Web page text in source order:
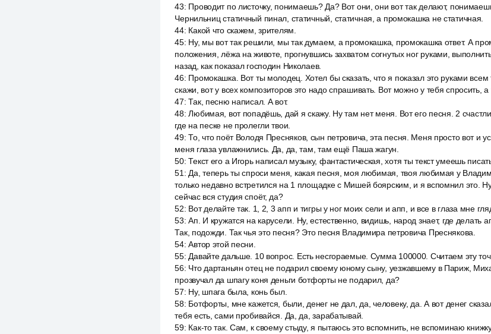
43: Проводит по листочку, понимаешь? Да? Вот они, они вот так делают,
Чернильниц статичный пинал, статичный, статичная, а промокашка не статичная.
44: Какой что скажем, зрителям.
45: Ну, мы вот так решили, мы так думаем, а промокашка, промокашка ответ. А
положения, лёжа на животе, прогнувшись захватом согнутых ног руками,
назад, как показал господин Николаев.
46: Промокашка. Вот ты молодец. Хотел бы сказать, что я показал это руками
скажи, вот у всех композиторов это надо спрашивать. Вот можно у тебя спросить,
47:Так, песню написал. А вот.
48:Любимая, вот попадёшь, дай я скажу. Ну там нет меня. Вот его песня. 2
где на песке не пролегли твои.
49:То, что поёт Володя Пресняков, сын петровича, эта песня. Меня просто вот и
меня глаза увлажнились. Да, да, там, там ещё Паша жагун.
50:Текст его а Игорь написал музыку, фантастическая, хотя ты текст умеешь
51 : Да, теперь ты спроси меня, какая песня, моя любимая, твоя любимая у
только недавно встретился на 1 площадке с Мишей боярским, и я вспомнил это.
сейчас вся студия споёт, да?
52: Вот делайте так. 1, 2, 3 апп и тигры у ног моих сели и апп, и все в глаза мне
53:Ап. И кружатся на карусели. Ну, естественно, видишь, народ знает, где делать
Так, подожди. Так чья это песня? Это песня Владимира петровича Преснякова.
54:Автор этой песни.
55: Давайте дальше. 10 вопрос. Есть несгораемые. Сумма 100000. Считаем эту
56: Что дартаньян отец не подарил своему юному сыну, уезжавшему в Париж,
прозвучал да шпагу коня деньги ботфорты не подарил, да?
57: Ну, шпага была, конь был.
58: Ботфорты, мне кажется, были, денег не дал, да, человеку, да. А вот денег
тебя есть, сами пробивайся. Да, да, зарабатывай.
59: Как-то так. Сам, к своему стыду, я пытаюсь это вспомнить, не вспоминаю